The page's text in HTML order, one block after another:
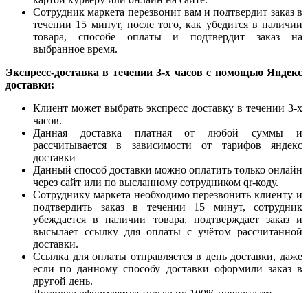
Сотрудник маркета перезвонит вам и подтвердит заказ в
течении 15 минут, после того, как убедится в наличии
товара, способе оплаты и подтвердит заказ на
выбранное время.
Экспресс-доставка в течении 3-х часов с помощью Яндекс
доставки:
Клиент может выбрать экспресс доставку в течении 3-х
часов.
Данная доставка платная от любой суммы и
рассчитывается в зависимости от тарифов яндекс
доставки
Данный способ доставки можно оплатить только онлайн
через сайт или по высланному сотрудником qr-коду.
Сотруднику маркета необходимо перезвонить клиенту и
подтвердить заказ в течении 15 минут, сотрудник
убеждается в наличии товара, подтверждает заказ и
высылает ссылку для оплаты с учётом рассчитанной
доставки.
Ссылка для оплаты отправляется в день доставки, даже
если по данному способу доставки оформили заказ в
другой день.